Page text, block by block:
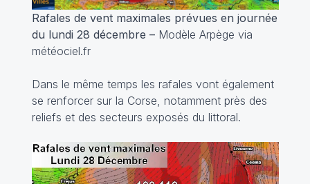
Rafales de vent maximales prévues en journée
du lundi 28 décembre – Modèle Arpège via
météociel.fr
Dans le même temps les rafales vont également
se renforcer sur la Corse, notamment près des
reliefs et des secteurs exposés du littoral.